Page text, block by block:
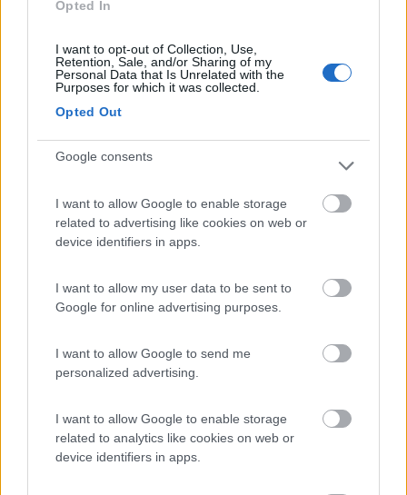
Opted In
I want to opt-out of Collection, Use,
Retention, Sale, and/or Sharing of my
Personal Data that Is Unrelated with the
Purposes for which it was collected.
Opted Out
Google consents
I want to allow Google to enable storage
related to advertising like cookies on web or
device identifiers in apps.
I want to allow my user data to be sent to
Google for online advertising purposes.
I want to allow Google to send me
personalized advertising.
I want to allow Google to enable storage
related to analytics like cookies on web or
device identifiers in apps.
se ero libero venivo molto volentieri.....
fai il possibile, occasione da non perdere
kusky
40
25/04/2017
https://www.facebook.com/events...